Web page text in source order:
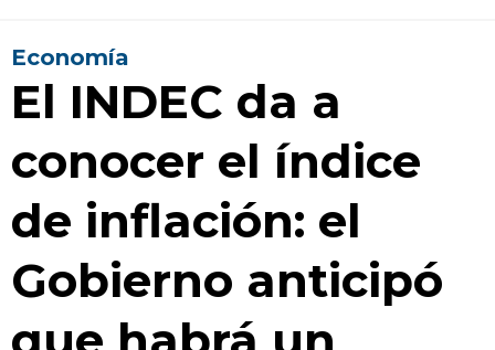
Economía
El INDEC da a
conocer el índice
de inflación: el
Gobierno anticipó